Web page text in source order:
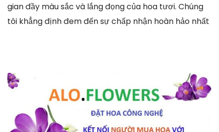
gian đầy màu sắc và lắng đọng của hoa tươi. Chúng
tôi khẳng định đem đến sự chấp nhận hoàn hảo nhất